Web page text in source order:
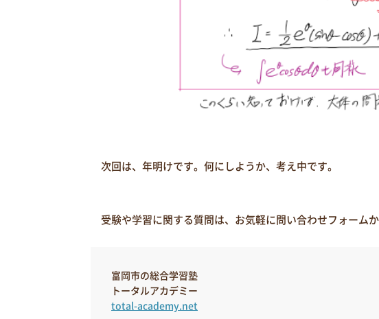
次回は、年明けです。何にしようか、考え中です。
受験や学習に関する質問は、お気軽に問い合わせフォーム
富岡市の総合学習塾
トータルアカデミー
total-academy.net